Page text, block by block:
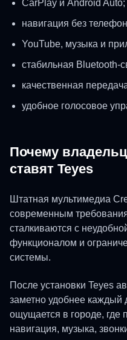
CarPlay и Android Auto;
навигация без
YouTube, музыка и
стабильная Bluetooth-
качественная
удобное голосовое
Почему
ставят Teyes
Штатная мультимедиа
современным
сталкиваются с
функционалом и
системы.
После установки Teyes
заметно удобнее каждый
ощущается в городе, где
навигация, музыка,